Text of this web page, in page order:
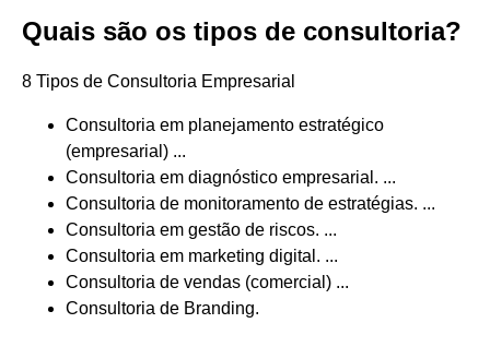
Quais são os tipos de consultoria?
8 Tipos de Consultoria Empresarial
Consultoria em planejamento estratégico
(empresarial) ...
Consultoria em diagnóstico empresarial. ...
Consultoria de monitoramento de estratégias. ...
Consultoria em gestão de riscos. ...
Consultoria em marketing digital. ...
Consultoria de vendas (comercial) ...
Consultoria de Branding.